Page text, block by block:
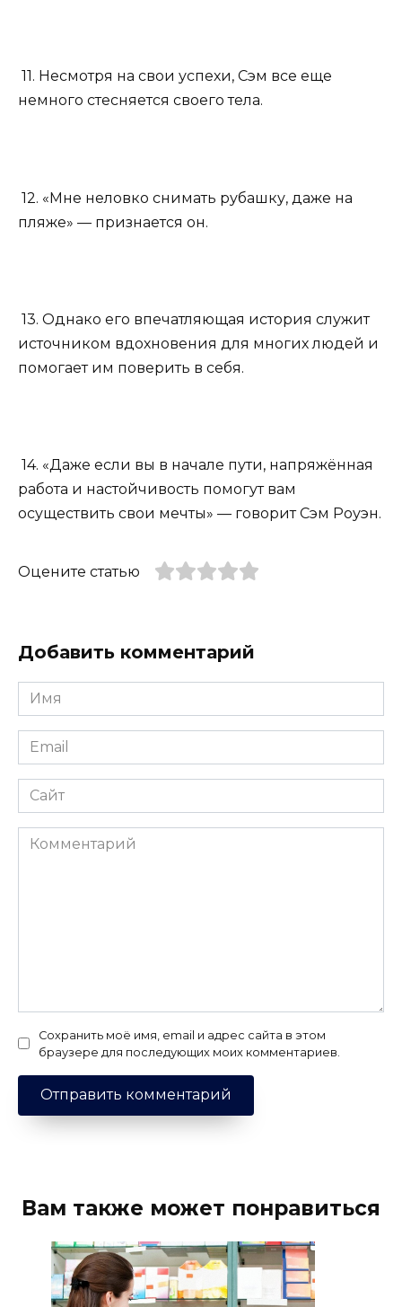
11. Несмотря на свои успехи, Сэм все еще
немного стесняется своего тела.
12. «Мне неловко снимать рубашку, даже на
пляже» — признается он.
13. Однако его впечатляющая история служит
источником вдохновения для многих людей и
помогает им поверить в себя.
14. «Даже если вы в начале пути, напряжённая
работа и настойчивость помогут вам
осуществить свои мечты» — говорит Сэм Роуэн.
Оцените статью
Добавить комментарий
Имя
*
Email
*
Сайт
Комментарий
Сохранить моё имя, email и адрес сайта в этом
браузере для последующих моих комментариев.
Вам также может понравиться